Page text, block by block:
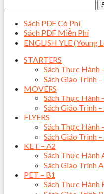
Sách PDF Có Phí
Sách PDF Miễn Phí
ENGLISH YLE (Young
STARTERS
Sách Thực Hành
Sách Giáo Trình –
MOVERS
Sách Thực Hành
Sách Giáo Trình
FLYERS
Sách Thực Hành
Sách Giáo Trình –
KET – A2
Sách Thực Hành
Sách Giáo Trình
PET – B1
Sách Thực Hành